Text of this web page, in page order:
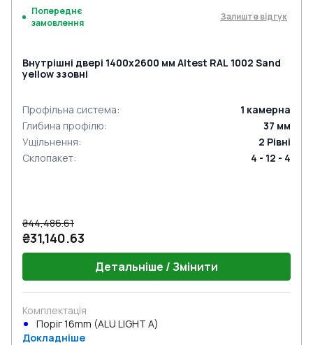
Попереднє
замовлення
Залиште відгук
Внутрішні двері 1400x2600 мм Altest RAL 1002 Sand
yellow ззовні
Профільна система: 1 камерна
Глибина профілю: 37 мм
Ущільнення: 2 Рівні
Склопакет: 4 - 12 - 4
₴44,486.61
₴31,140.63
Детальніше / Змінити
Комплектація
Поріг 16mm (ALU LIGHT A)
Докладніше